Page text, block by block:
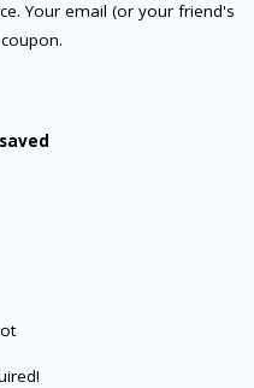
Your email (or your friend's